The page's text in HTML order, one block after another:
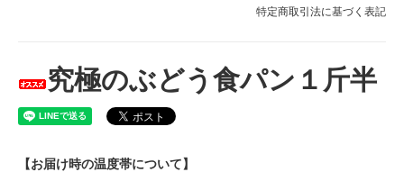
特定商取引法に基づく表記
究極のぶどう食パン１斤半
【お届け時の温度帯について】